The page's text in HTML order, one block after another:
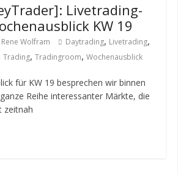
Livetrading-
KW 19
Rene Wolfram Daytrading, Livetrading,
Trading, Tradingroom, Wochenausblick
für KW 19 besprechen wir binnen
Reihe interessanter Märkte, die
zeitnah